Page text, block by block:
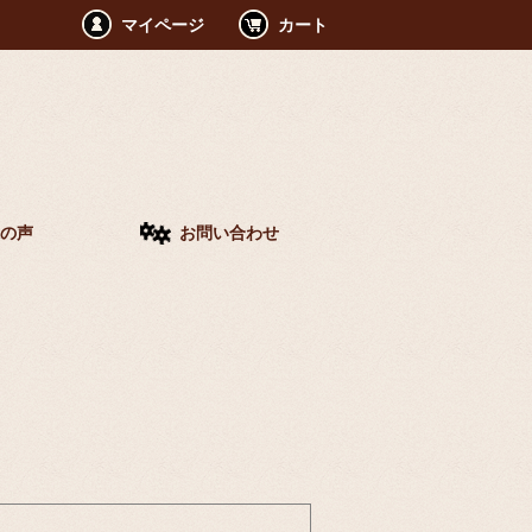
マイページ カート
声 お問い合わせ